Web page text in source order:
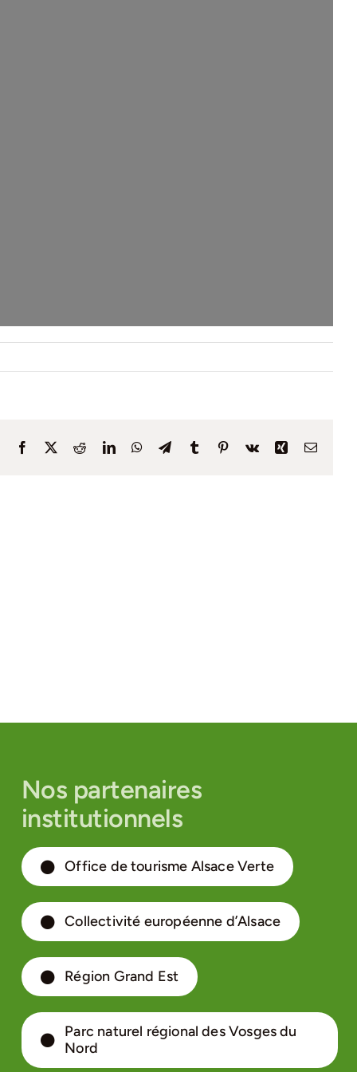
Facebook RedditLinkedInWhatsApp
TelegramTumblr Pinterest
Vk XingEmail
Nos partenaires
institutionnels
Office de tourisme Alsace Verte
Collectivité européenne d’Alsace
Région Grand Est
Parc naturel régional des Vosges du
Nord